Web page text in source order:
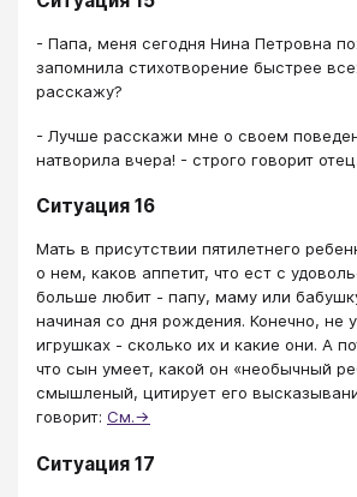
- Папа, меня сегодня Нина Петровна
запомнила стихотворение быстрее
расскажу?
- Лучше расскажи мне о своем
натворила вчера! - строго говорит отец.
Ситуация 16
Мать в присутствии пятилетнего
о нем, каков аппетит, что ест с
больше любит - папу, маму или
начиная со дня рождения. Конечно, не
игрушках - сколько их и какие они. А
что сын умеет, какой он «необычный
смышленый, цитирует его
говорит: См.→
Ситуация 17